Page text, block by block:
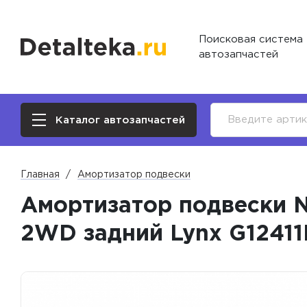
Поисковая система
автозапчастей
Каталог автозапчастей
Главная Амортизатор подвески
Амортизатор подвески
2WD задний Lynx